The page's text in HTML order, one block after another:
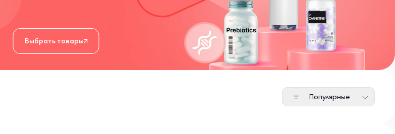
Выбрать товары
Популярные